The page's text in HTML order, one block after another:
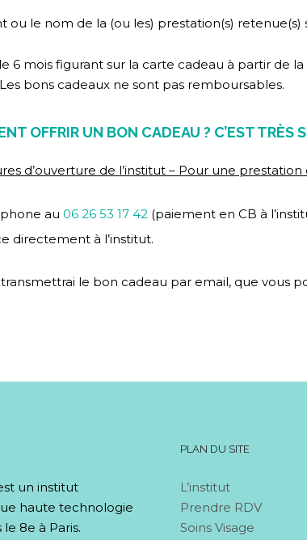
ou le nom de la (ou les) prestation(s) retenue(s)
6 mois figurant sur la carte cadeau à partir de
bons cadeaux ne sont pas remboursables.
OFFRIR UN BON CADEAU ? C’EST TRÈS
d’ouverture de l’institut – Pour une
au 06 26 53 17 42 (paiement en CB à
directement à l’institut.
le bon cadeau par email, que vous
un institut
haute technologie
le 8e à Paris.
PLAN DU SITE
L’institut
Prendre RDV
Soins Visage